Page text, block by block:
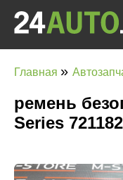
Главная »
ремень
Series